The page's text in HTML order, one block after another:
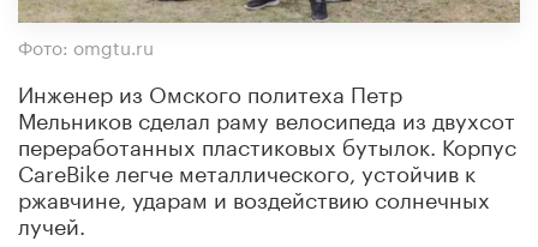
Фото: omgtu.ru
Инженер из Омского политеха Петр
Мельников сделал раму велосипеда из двухсот
переработанных пластиковых бутылок. Корпус
CareBike легче металлического, устойчив к
ржавчине, ударам и воздействию солнечных
лучей.